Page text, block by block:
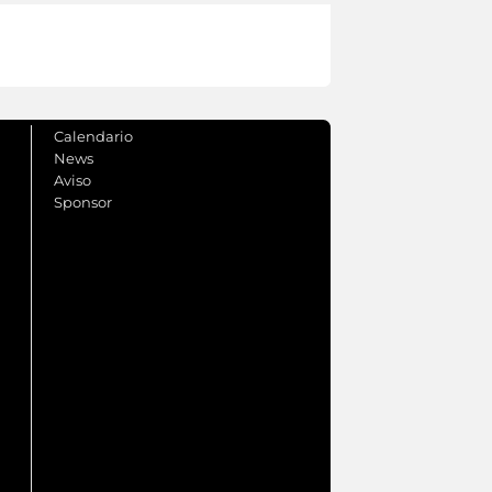
Calendario
News
Aviso
Sponsor